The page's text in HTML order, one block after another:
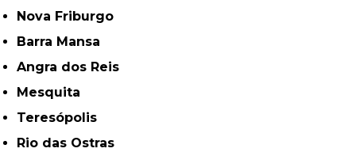
Nova Friburgo
Barra Mansa
Angra dos Reis
Mesquita
Teresópolis
Rio das Ostras